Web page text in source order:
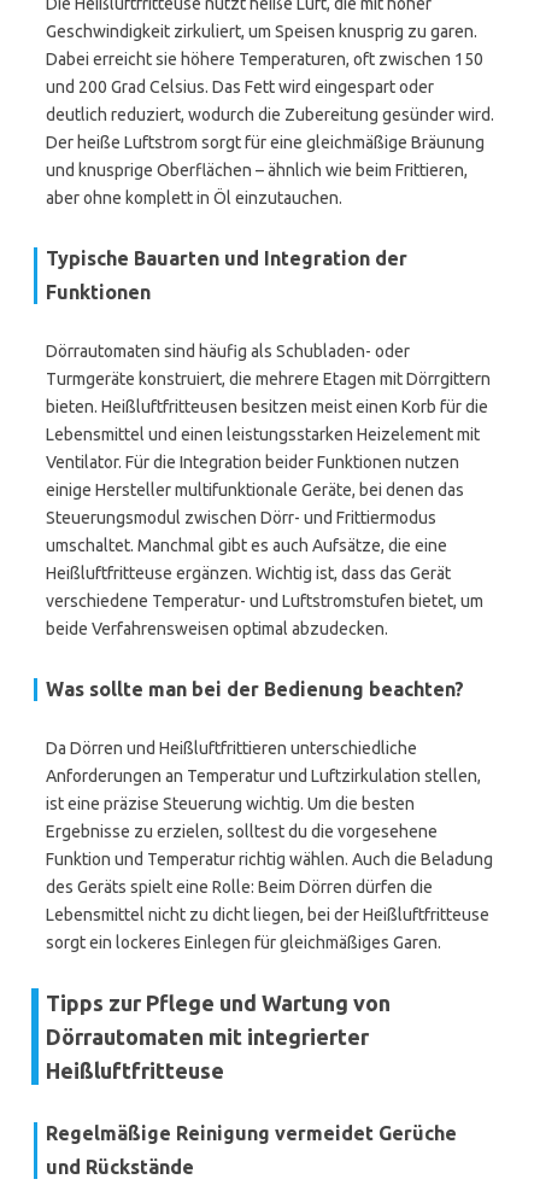
Geschwindigkeit zirkuliert, um Speisen knusprig zu garen.
Dabei erreicht sie höhere Temperaturen, oft zwischen 150
und 200 Grad Celsius. Das Fett wird eingespart oder
deutlich reduziert, wodurch die Zubereitung gesünder wird.
Der heiße Luftstrom sorgt für eine gleichmäßige Bräunung
und knusprige Oberflächen – ähnlich wie beim Frittieren,
aber ohne komplett in Öl einzutauchen.
Typische Bauarten und Integration der
Funktionen
Dörrautomaten sind häufig als Schubladen- oder
Turmgeräte konstruiert, die mehrere Etagen mit Dörrgittern
bieten. Heißluftfritteusen besitzen meist einen Korb für die
Lebensmittel und einen leistungsstarken Heizelement mit
Ventilator. Für die Integration beider Funktionen nutzen
einige Hersteller multifunktionale Geräte, bei denen das
Steuerungsmodul zwischen Dörr- und Frittiermodus
umschaltet. Manchmal gibt es auch Aufsätze, die eine
Heißluftfritteuse ergänzen. Wichtig ist, dass das Gerät
verschiedene Temperatur- und Luftstromstufen bietet, um
beide Verfahrensweisen optimal abzudecken.
Was sollte man bei der Bedienung beachten?
Da Dörren und Heißluftfrittieren unterschiedliche
Anforderungen an Temperatur und Luftzirkulation stellen,
ist eine präzise Steuerung wichtig. Um die besten
Ergebnisse zu erzielen, solltest du die vorgesehene
Funktion und Temperatur richtig wählen. Auch die Beladung
des Geräts spielt eine Rolle: Beim Dörren dürfen die
Lebensmittel nicht zu dicht liegen, bei der Heißluftfritteuse
sorgt ein lockeres Einlegen für gleichmäßiges Garen.
Tipps zur Pflege und Wartung von
Dörrautomaten mit integrierter
Heißluftfritteuse
Regelmäßige Reinigung vermeidet Gerüche
und Rückstände